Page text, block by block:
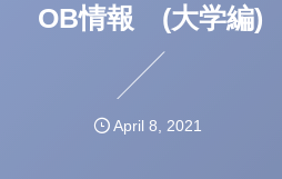
OB情報 (大学編)
April 8 2021